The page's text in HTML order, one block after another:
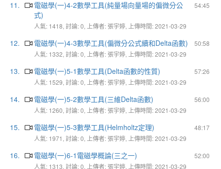
11. 54:45
電磁學(一)4-2數學工具(純量場向量場的偏微分公
式)
人氣: 1418, 討論: 0, 上傳者: 張宇婷, 上傳時間: 2021-03-29
12. 50:58
電磁學(一)4-3數學工具(偏微分公式續和Delta函數)
人氣: 1332, 討論: 0, 上傳者: 張宇婷, 上傳時間: 2021-03-29
13. 57:26
電磁學(一)5-1數學工具(Delta函數的性質)
人氣: 1529, 討論: 0, 上傳者: 張宇婷, 上傳時間: 2021-03-29
14. 56:00
電磁學(一)5-2數學工具(三維Delta函數)
人氣: 1260, 討論: 0, 上傳者: 張宇婷, 上傳時間: 2021-03-29
15. 48:17
電磁學(一)5-3數學工具(Helmholtz定理)
人氣: 1971, 討論: 0, 上傳者: 張宇婷, 上傳時間: 2021-03-29
16. 52:00
電磁學(一)6-1電磁學概論(三之一)
人氣: 1313, 討論: 0, 上傳者: 張宇婷, 上傳時間: 2021-03-29